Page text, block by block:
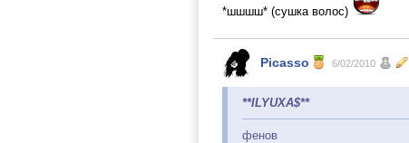
*шшшш* (сушка волос)
Picasso 6/02/2010
**ILYUXA$**
фенов